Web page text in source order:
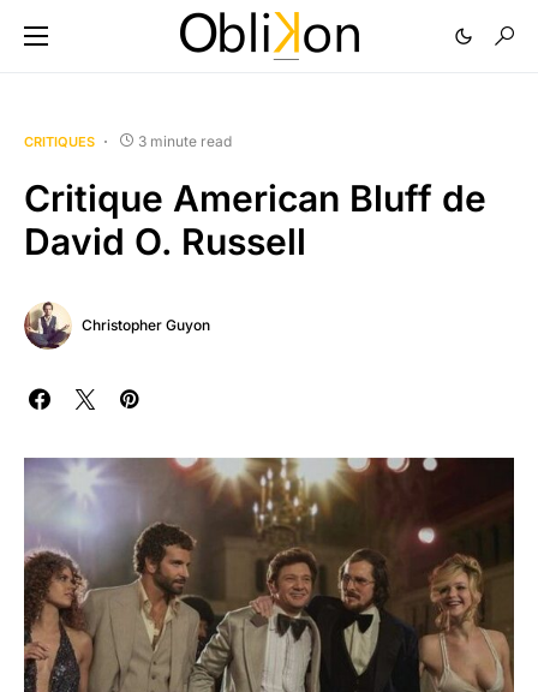
CRITIQUES 3 minute read
Critique American Bluff de
David O. Russell
Christopher Guyon